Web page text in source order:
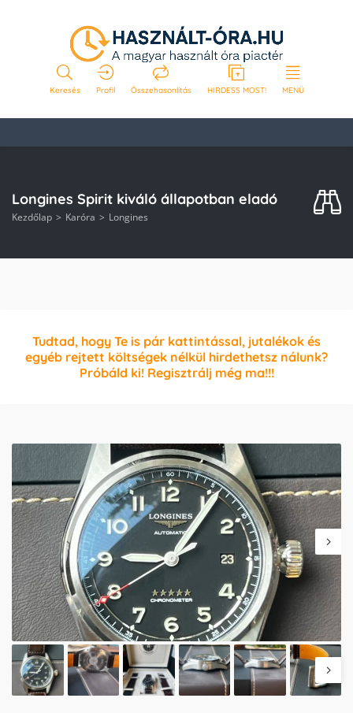
Keresés Profil Összehasonlítás HIRDESS MOST! MENÜ
Longines Spirit kiváló állapotban eladó
Kezdőlap Karóra Longines
Tudtad, hogy Te is pár kattintással, jutalékok és
egyéb rejtett költségek nélkül hirdethetsz nálunk?
Próbáld ki! Regisztrálj még ma!!!